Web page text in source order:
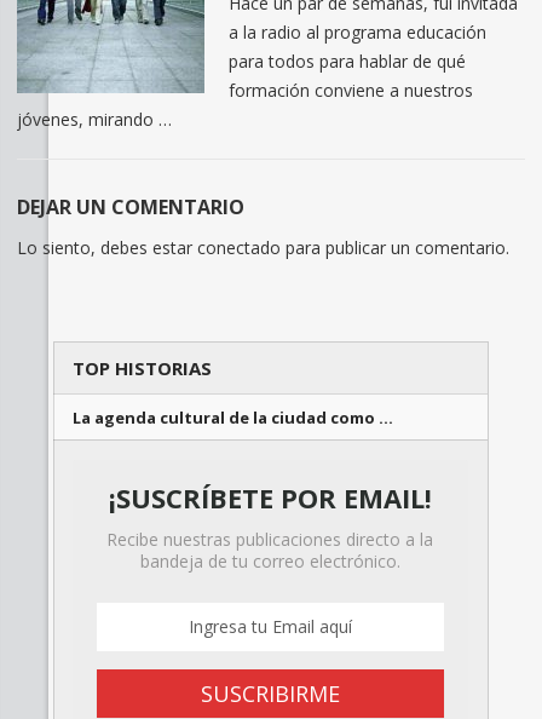
a la radio al programa educación
para todos para hablar de qué
formación conviene a nuestros
jóvenes, mirando …
DEJAR UN COMENTARIO
Lo siento, debes estar conectado para publicar un comentario.
TOP HISTORIAS
La agenda cultural de la ciudad como …
¡SUSCRÍBETE POR EMAIL!
Recibe nuestras publicaciones directo a la
bandeja de tu correo electrónico.